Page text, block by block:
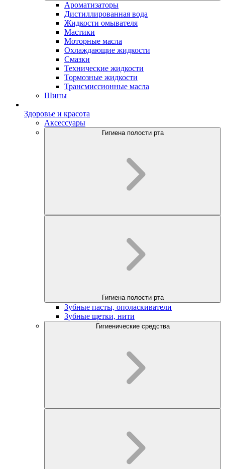
Ароматизаторы
Дистиллированная вода
Жидкости омывателя
Мастики
Моторные масла
Охлаждающие жидкости
Смазки
Технические жидкости
Тормозные жидкости
Трансмиссионные масла
Шины
Здоровье и красота
Аксессуары
Гигиена полости рта
Гигиена полости рта
Зубные пасты, ополаскиватели
Зубные щетки, нити
Гигиенические средства